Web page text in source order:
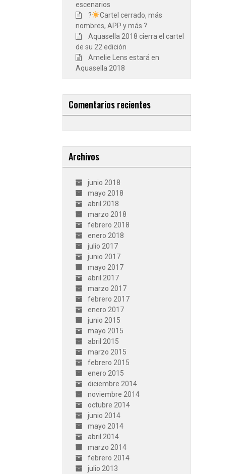
escenarios
?
Cartel cerrado, más
nombres, APP y más ?
Aquasella 2018 cierra el cartel
de su 22 edición
Amelie Lens estará en
Aquasella 2018
Comentarios recientes
Archivos
junio 2018
mayo 2018
abril 2018
marzo 2018
febrero 2018
enero 2018
julio 2017
junio 2017
mayo 2017
abril 2017
marzo 2017
febrero 2017
enero 2017
junio 2015
mayo 2015
abril 2015
marzo 2015
febrero 2015
enero 2015
diciembre 2014
noviembre 2014
octubre 2014
junio 2014
mayo 2014
abril 2014
marzo 2014
febrero 2014
julio 2013